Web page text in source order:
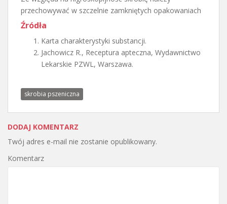
przechowywać w szczelnie zamkniętych opakowaniach
Źródła
Karta charakterystyki substancji.
Jachowicz R., Receptura apteczna, Wydawnictwo
Lekarskie PZWL, Warszawa.
skrobia pszeniczna
DODAJ KOMENTARZ
Twój adres e-mail nie zostanie opublikowany.
Komentarz